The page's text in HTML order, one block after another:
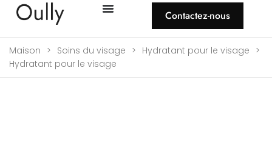
Contactez-nous
Maison > Soins du visage > Hydratant pour le visage >
Hydratant pour le visage